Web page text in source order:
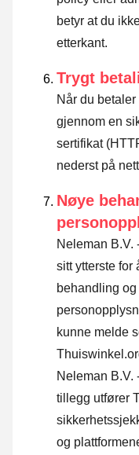
betyr at du
etterkant.
Trygt
Når du
gjennom en
sertifikat
nederst på
Nøye
Neleman B.V.
sitt ytterste for
behandling
kunne melde
Neleman B.V.
tillegg utfører
og